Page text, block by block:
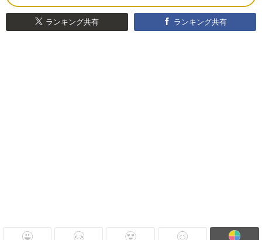
ランキング共有 ランキング共有